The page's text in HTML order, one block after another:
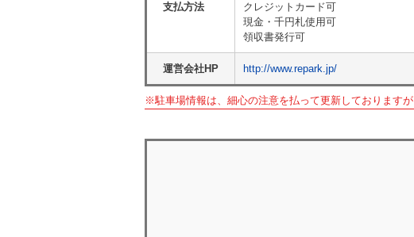
支払方法
クレジットカード可
現金・千円札使用可
領収書発行可
運営会社HP http://www.repark.jp/
※駐車場情報は、細心の注意を払って更新しております